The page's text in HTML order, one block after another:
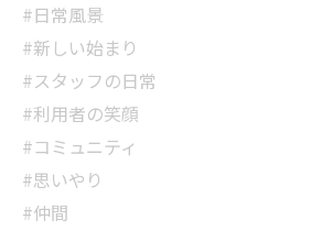
#日常風景
#新しい始まり
#スタッフの日常
#利用者の笑顔
#コミュニティ
#思いやり
#仲間